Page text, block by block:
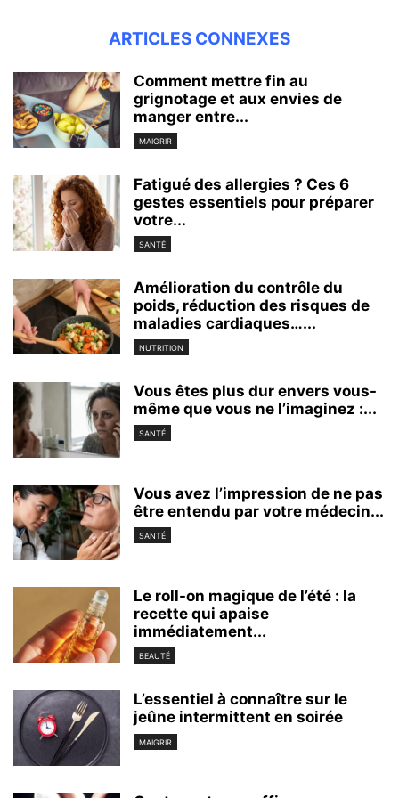
ARTICLES CONNEXES
Comment mettre fin au
grignotage et aux envies de
manger entre...
MAIGRIR
Fatigué des allergies ? Ces 6
gestes essentiels pour préparer
votre...
SANTÉ
Amélioration du contrôle du
poids, réduction des risques de
maladies cardiaques…...
NUTRITION
Vous êtes plus dur envers vous-
même que vous ne l’imaginez :...
SANTÉ
Vous avez l’impression de ne pas
être entendu par votre médecin...
SANTÉ
Le roll-on magique de l’été : la
recette qui apaise
immédiatement...
BEAUTÉ
L’essentiel à connaître sur le
jeûne intermittent en soirée
MAIGRIR